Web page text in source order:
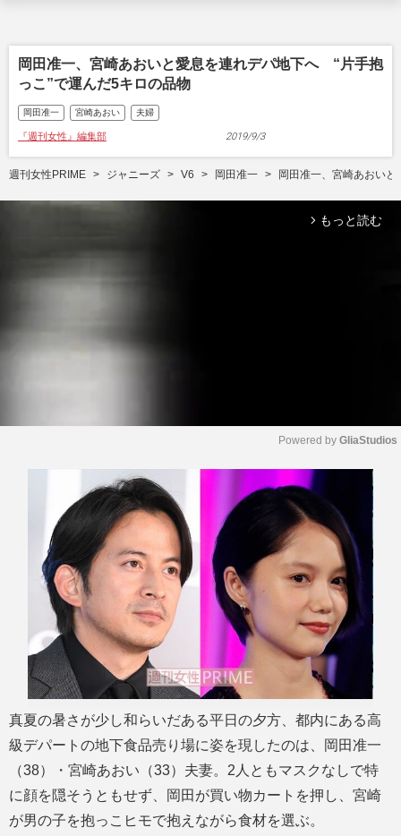
岡田准一、宮崎あおいと愛息を連れデパ地下へ “片手抱
っこ”で運んだ5キロの品物
岡田准一 宮崎あおい 夫婦
『週刊女性』編集部 2019/9/3
週刊女性PRIME ジャニーズ V6 岡田准一 岡田准一、宮崎あおい
arrow_forward_ios もっと読む
t
e
Powered by GliaStudios
真夏の暑さが少し和らいだある平日の夕方、都内にある高
級デパートの地下食品売り場に姿を現したのは、岡田准一
（38）・宮崎あおい（33）夫妻。2人ともマスクなしで特
に顔を隠そうともせず、岡田が買い物カートを押し、宮崎
が男の子を抱っこヒモで抱えながら食材を選ぶ。